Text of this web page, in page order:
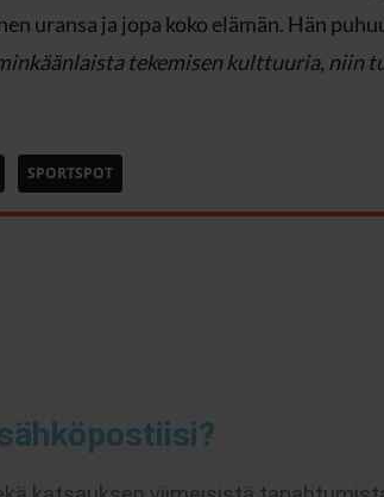
uransa ja jopa koko elämän. Hän
tekemisen kulttuuria, niin
SPORTSPOT